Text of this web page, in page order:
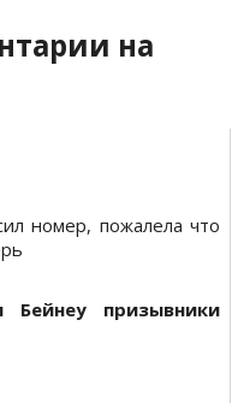
на
номер, пожалела что
Бейнеу призывники